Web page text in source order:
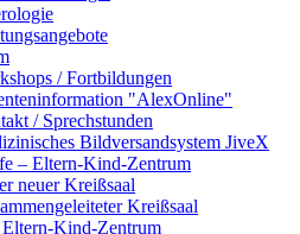
/ Fortbildungen
"AlexOnline"
/ Sprechstunden
Bildversandsystem JiveX
– Eltern-Kind-Zentrum
neuer Kreißsaal
Kreißsaal
Eltern-Kind-Zentrum